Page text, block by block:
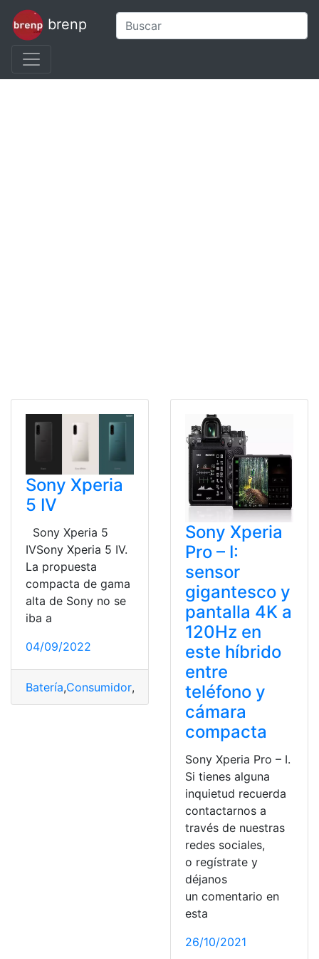
brenp
Sony Xperia
5 IV
Sony Xperia 5
IVSony Xperia 5 IV.
La propuesta
compacta de gama
alta de Sony no se
iba a
04/09/2022
Batería,Consumidor, destacados,potente,Sony
Sony Xperia
Pro – I:
sensor
gigantesco y
pantalla 4K a
120Hz en
este híbrido
entre
teléfono y
cámara
compacta
Sony Xperia Pro – I.
Si tienes alguna
inquietud recuerda
contactarnos a
través de nuestras
redes sociales,
o regístrate y
déjanos
un comentario en
esta
26/10/2021